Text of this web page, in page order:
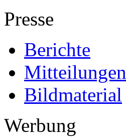
Presse
Berichte
Mitteilungen
Bildmaterial
Werbung